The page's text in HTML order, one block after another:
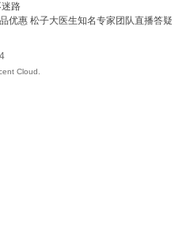
路
优惠 松子大医生知名专家团队直播答疑
Cloud.